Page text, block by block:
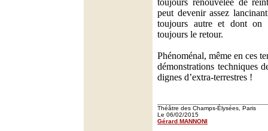
toujours renouvelée de
peut devenir assez
toujours autre et dont on
toujours le retour.
Phénoménal, même en ces
démonstrations techniques
dignes d’extra-terrestres !
Théâtre des Champs-Élysées, Paris
Le 06/02/2015
Gérard MANNONI